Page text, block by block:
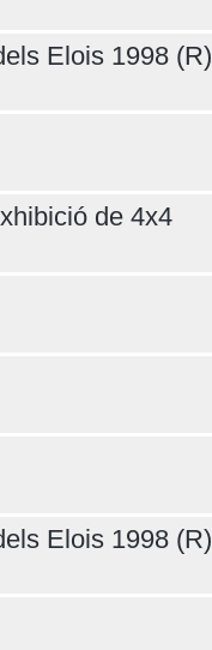
Elois 1998 (R)
de 4x4
Elois 1998 (R)